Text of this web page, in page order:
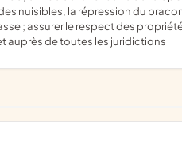
nuisibles, la répression du
; assurer le respect des
auprès de toutes les juridictions